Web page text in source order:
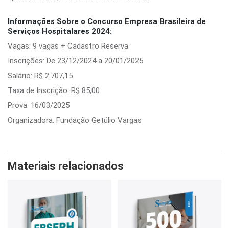
Informações Sobre o Concurso Empresa Brasileira de
Serviços Hospitalares 2024:
Vagas: 9 vagas + Cadastro Reserva
Inscrições: De 23/12/2024 a 20/01/2025
Salário: R$ 2.707,15
Taxa de Inscrição: R$ 85,00
Prova: 16/03/2025
Organizadora: Fundação Getúlio Vargas
Materiais relacionados